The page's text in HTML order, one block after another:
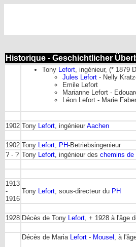
Historique - Geschichtlicher
Tony Lefort, ingénieur, (* 1879
Jules Lefort - Nelly
Emile Lefort
Marianne Lefort -
Léon Lefort - Marie Faber
1902 Tony Lefort, ingénieur Aachen
1902 Tony Lefort, PH-Betriebsingenieur
? - ? Tony Lefort, ingénieur des chemins de
1913
-
1916
Tony Lefort, sous-directeur du PH
1928 Décès de Tony Lefort, + 1928 à l'âge
Décès de Maria Lefort - Mousel , à